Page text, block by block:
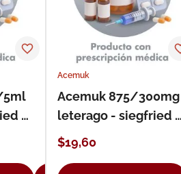
5ml
-
Acemuk
Acemuk 875/300mg
leterago - siegfried -
siegfried
comprimidos
$19,60